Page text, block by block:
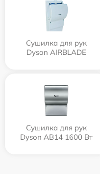
Сушилка для рук
Dyson AIRBLADE
Сушилка для рук
Dyson AB14 1600 Вт